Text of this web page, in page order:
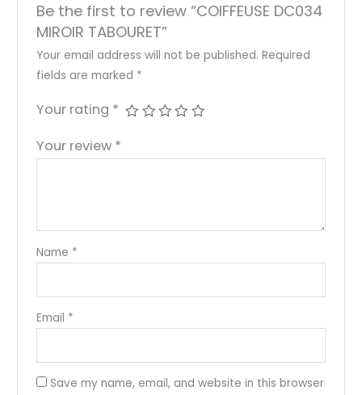
Be the first to review “COIFFEUSE DC034
MIROIR TABOURET”
Your email address will not be published. Required
fields are marked *
Your rating *
Your review *
Name *
Email *
Save my name, email, and website in this browser